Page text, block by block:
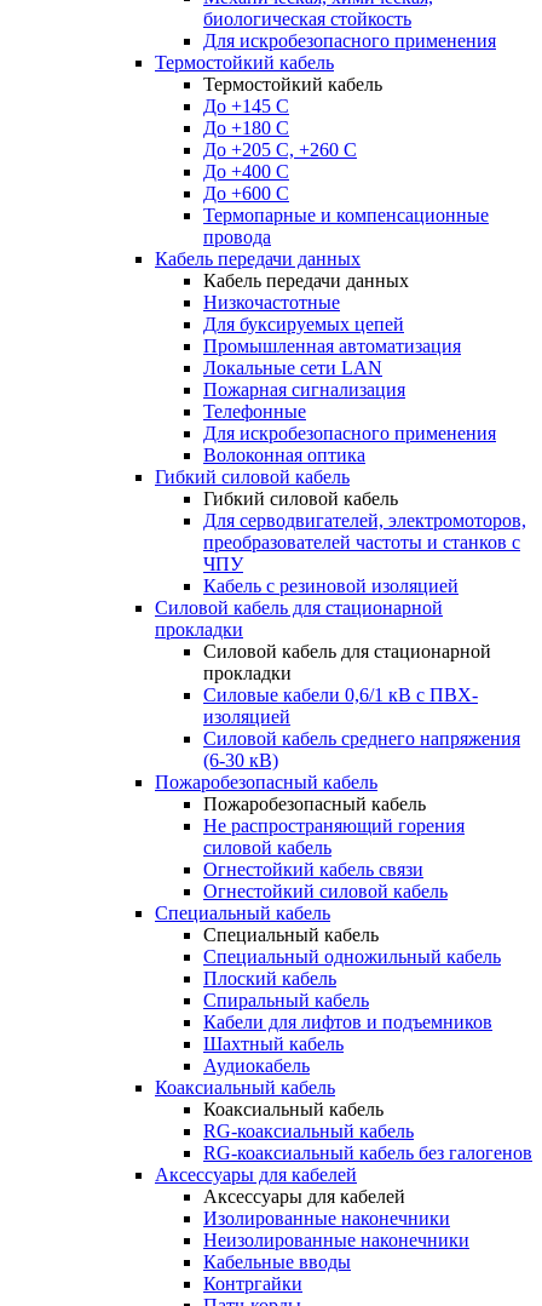
биологическая стойкость
Для искробезопасного применения
Термостойкий кабель
Термостойкий кабель
До +145 С
До +180 C
До +205 С, +260 С
До +400 C
До +600 С
Термопарные и компенсационные
провода
Кабель передачи данных
Кабель передачи данных
Низкочастотные
Для буксируемых цепей
Промышленная автоматизация
Локальные сети LAN
Пожарная сигнализация
Телефонные
Для искробезопасного применения
Волоконная оптика
Гибкий силовой кабель
Гибкий силовой кабель
Для серводвигателей, электромоторов,
преобразователей частоты и станков с
ЧПУ
Кабель с резиновой изоляцией
Силовой кабель для стационарной
прокладки
Силовой кабель для стационарной
прокладки
Силовые кабели 0,6/1 кВ с ПВХ-
изоляцией
Силовой кабель среднего напряжения
(6-30 кВ)
Пожаробезопасный кабель
Пожаробезопасный кабель
Не распространяющий горения
силовой кабель
Огнестойкий кабель связи
Огнестойкий силовой кабель
Специальный кабель
Специальный кабель
Специальный одножильный кабель
Плоский кабель
Спиральный кабель
Кабели для лифтов и подъемников
Шахтный кабель
Аудиокабель
Коаксиальный кабель
Коаксиальный кабель
RG-коаксиальный кабель
RG-коаксиальный кабель без галогенов
Аксессуары для кабелей
Аксессуары для кабелей
Изолированные наконечники
Неизолированные наконечники
Кабельные вводы
Контргайки